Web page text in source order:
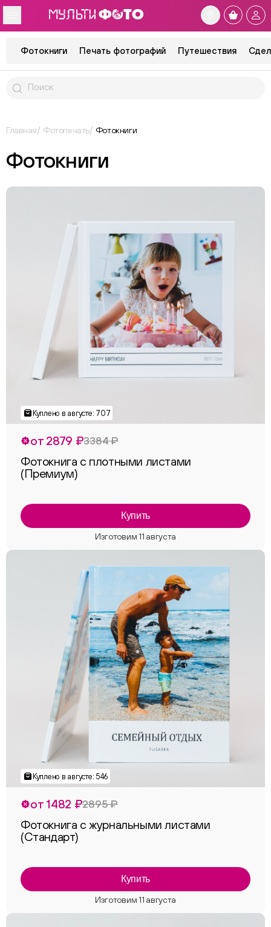
Фотокниги Печать фотографий Путешествия
Главная Фотопечать Фотокниги
Фотокниги
от 2879 ₽3384 ₽
Фотокнига с плотными листами
(Премиум)
Купить
от 1482 ₽2895 ₽
Фотокнига с журнальными листами
(Стандарт)
Купить